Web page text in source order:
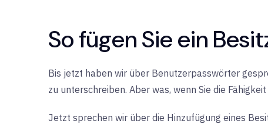
So fügen Sie ein
Bis jetzt haben wir über Benutzerpasswörter
zu unterschreiben. Aber was, wenn Sie die
Jetzt sprechen wir über die Hinzufügung eines